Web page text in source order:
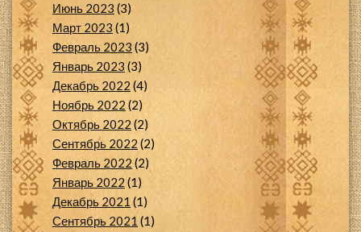
Июнь 2023 (3)
Март 2023 (1)
Февраль 2023 (3)
Январь 2023 (3)
Декабрь 2022 (4)
Ноябрь 2022 (2)
Октябрь 2022(2)
Сентябрь 2022 (2)
Февраль 2022 (2)
Январь 2022 (1)
Декабрь 2021 (1)
Сентябрь 2021 (1)